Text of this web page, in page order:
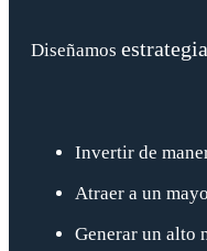
Diseñamos
Invertir de
Atraer a un
Generar un alto